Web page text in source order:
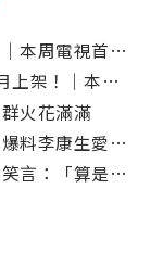
電視首播推薦
Disney+推薦片單
火花滿滿
生愛講冷笑話
一個里程碑吧！」